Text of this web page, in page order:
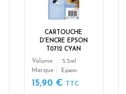
CARTOUCHE
D'ENCRE EPSON
T0712 CYAN
Color
Volume
5.5ml
Marque
Epson
15,90 € TTC